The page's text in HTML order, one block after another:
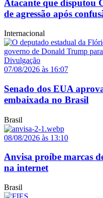
Atacante que disputou
de agressão após
Internacional
07/08/2026 às 16:07
Senado dos EUA
embaixada no Brasil
Brasil
08/08/2026 às 13:10
Anvisa proíbe marcas
na internet
Brasil